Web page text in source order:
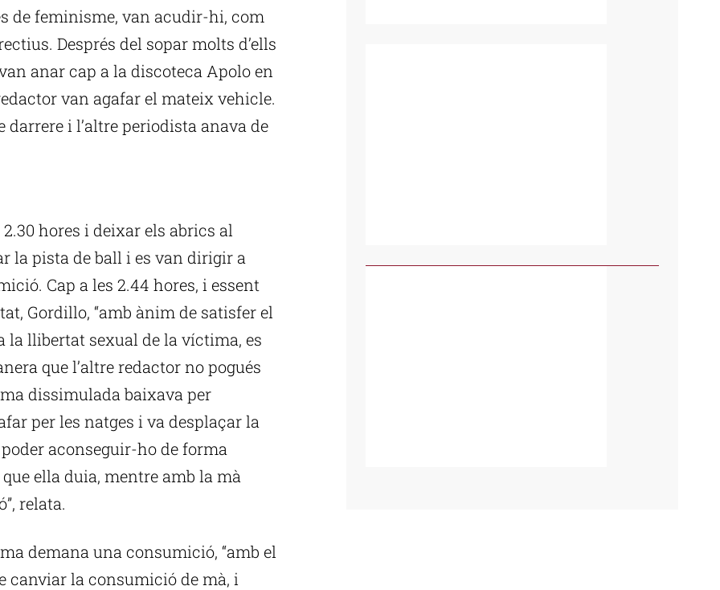
de feminisme, van acudir-hi, com
Després del sopar molts d’ells
anar cap a la discoteca Apolo en
van agafar el mateix vehicle.
i l’altre periodista anava de
hores i deixar els abrics al
la pista de ball i es van dirigir a
Cap a les 2.44 hores, i essent
Gordillo, “amb ànim de satisfer el
la llibertat sexual de la víctima, es
que l’altre redactor no pogués
dissimulada baixava per
per les natges i va desplaçar la
aconseguir-ho de forma
ella duia, mentre amb la mà
relata.
demana una consumició, “amb el
canviar la consumició de mà, i